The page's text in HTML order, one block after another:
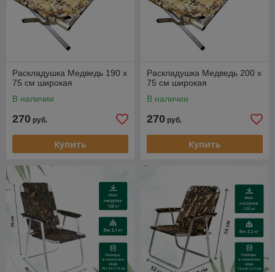
Раскладушка Медведь 190 х
75 см широкая
В наличии
270 руб.
Купить
Раскладушка Медведь 200 х
75 см широкая
В наличии
270 руб.
Купить